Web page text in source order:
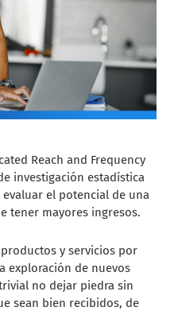
Reach and Frequency
investigación estadística
el potencial de una
tener mayores ingresos.
y servicios por
exploración de nuevos
no dejar piedra sin
sean bien recibidos, de